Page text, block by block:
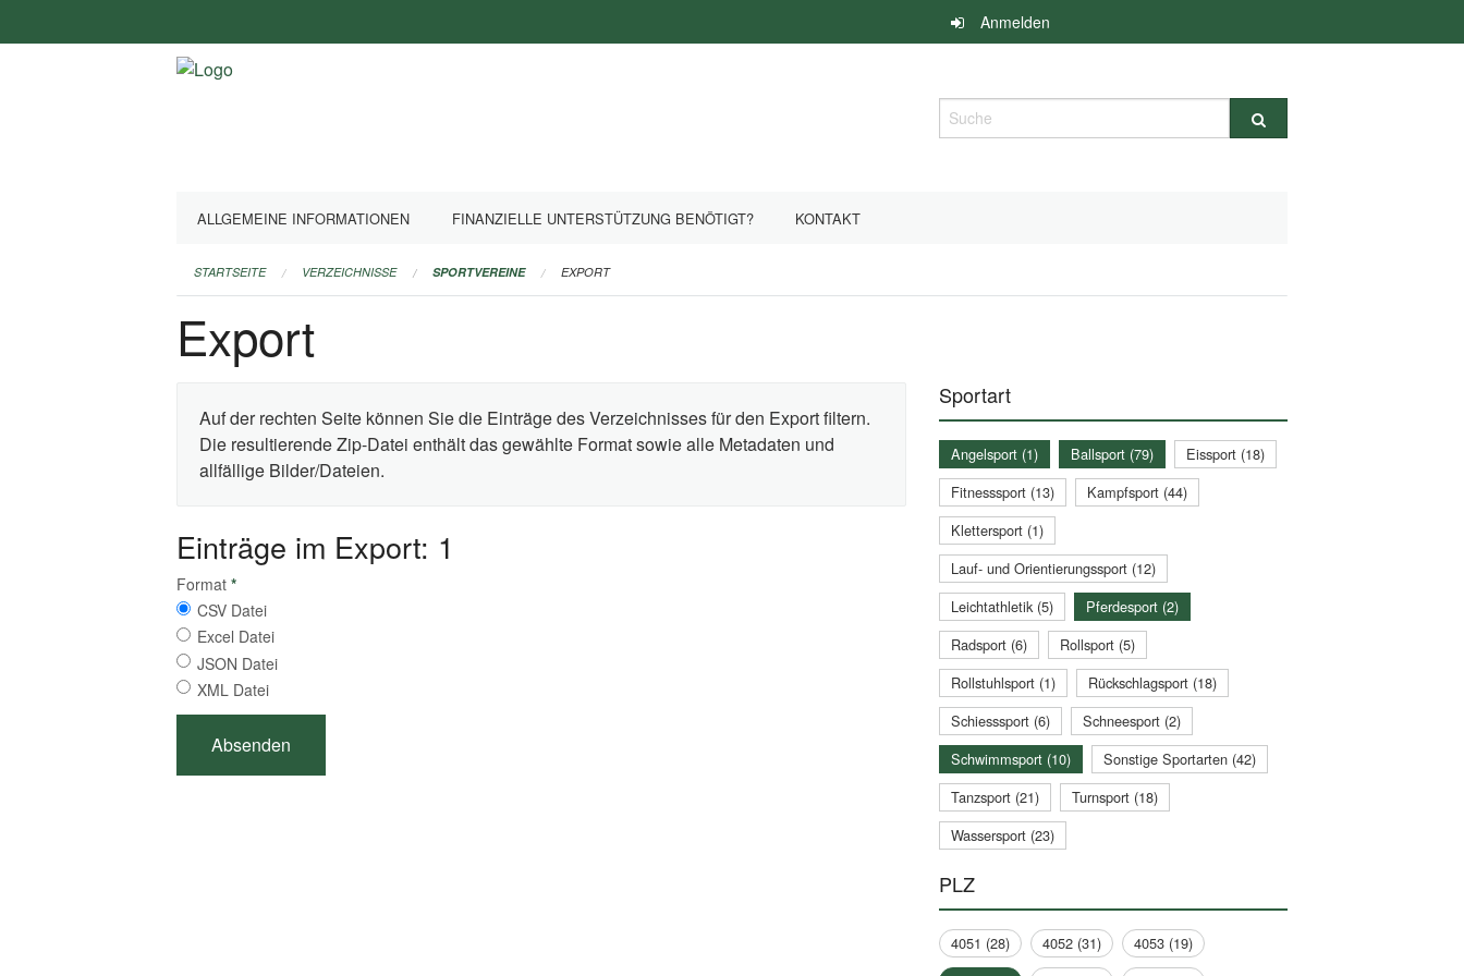
überspringen
Anmelden
Suche
ALLGEMEINE INFORMATIONEN FINANZIELLE UNTERSTÜTZUNG BENÖTIGT? KONTAKT
STARTSEITE VERZEICHNISSE SPORTVEREINE EXPORT
Export
Auf der rechten Seite können Sie die Einträge des Verzeichnisses für den Export filtern.
Die resultierende Zip-Datei enthält das gewählte Format sowie alle Metadaten und
allfällige Bilder/Dateien.
Einträge im Export: 1
Format *
CSV Datei
Excel Datei
JSON Datei
XML Datei
Sportart
Angelsport (1) Ballsport (79)
Eissport (18)
Fitnesssport (13)
Kampfsport (44)
Klettersport (1)
Lauf- und Orientierungssport (12)
Leichtathletik (5)
Pferdesport (2)
Radsport (6)
Rollsport (5)
Rollstuhlsport (1)
Rückschlagsport (18)
Schiesssport (6)
Schneesport (2)
Schwimmsport (10)
Sonstige Sportarten (42)
Tanzsport (21)
Turnsport (18)
Wassersport (23)
PLZ
4051 (28) 4052 (31)
4053 (19)